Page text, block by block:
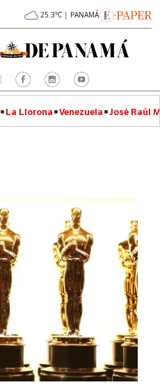
25.3°C | PANAMÁ
La Llorona Venezuela José Raúl